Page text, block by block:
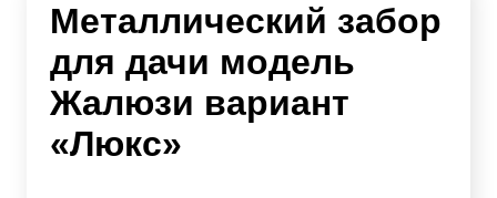
Металлический забор
для дачи модель
Жалюзи вариант
«Люкс»